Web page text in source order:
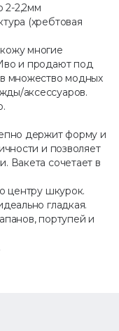
2-2,2мм
(хребтовая
многие
и продают под
множество модных
аксессуаров.
держит форму и
и позволяет
Вакета сочетает в
центру шкурок.
гладкая.
портупей и